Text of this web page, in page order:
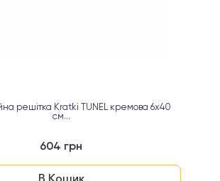
решітка Kratki TUNEL кремова 6х40
см...
604 грн